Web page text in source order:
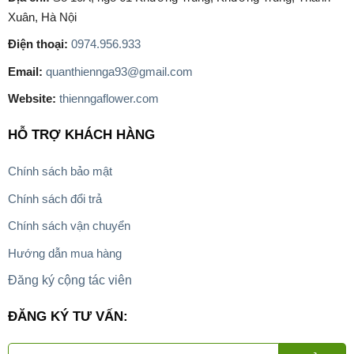
Xuân, Hà Nội
Điện thoại: 0974.956.933
Email: quanthiennga93@gmail.com
Website: thienngaflower.com
HỖ TRỢ KHÁCH HÀNG
Chính sách bảo mật
Chính sách đổi trả
Chính sách vận chuyển
Hướng dẫn mua hàng
Đăng ký cộng tác viên
ĐĂNG KÝ TƯ VẤN: